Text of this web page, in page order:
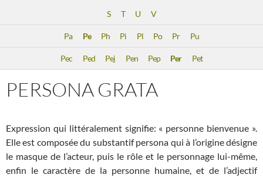
S T U V
Pa Pe Ph Pi Pl Po Pr Pu
Pec Ped Pej Pen Pep Per Pet
PERSONA GRATA
Expression qui littéralement signifie: « personne bienvenue ».
Elle est composée du substantif persona qui à l’origine désigne
le masque de l’acteur, puis le rôle et le personnage lui-même,
enfin le caractère de la personne humaine, et de l’adjectif